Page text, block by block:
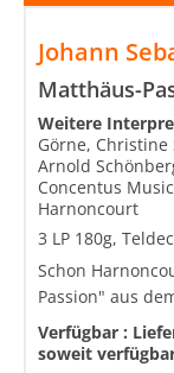
Johann
Matthäus-
Weitere
Görne,
Arnold
Concentus
Harnoncourt
3 LP 180g,
Schon
Passion" aus
Verfügbar :
soweit